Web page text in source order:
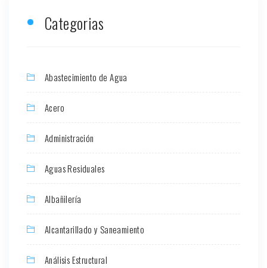
Categorias
Abastecimiento de Agua
Acero
Administración
Aguas Residuales
Albañilería
Alcantarillado y Saneamiento
Análisis Estructural